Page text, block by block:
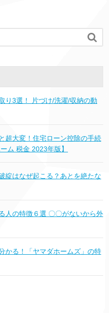

り3選！ 片づけ/洗濯/収納の動
超大変！住宅ローン控除の手続
ム 税金 2023年版】
綻はなぜ起こる？あとを絶たな
人の特徴６選 〇〇がないから外
かる！「ヤマダホームズ」の特